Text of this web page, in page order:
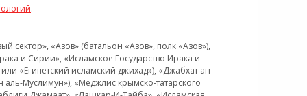
.
«Азов» (батальон «Азов», полк «Азов»),
и Сирии», «Исламское Государство Ирака и
«Египетский исламский джихад»), «Джабхат ан-
Муслимун»), «Меджлис крымско-татарского